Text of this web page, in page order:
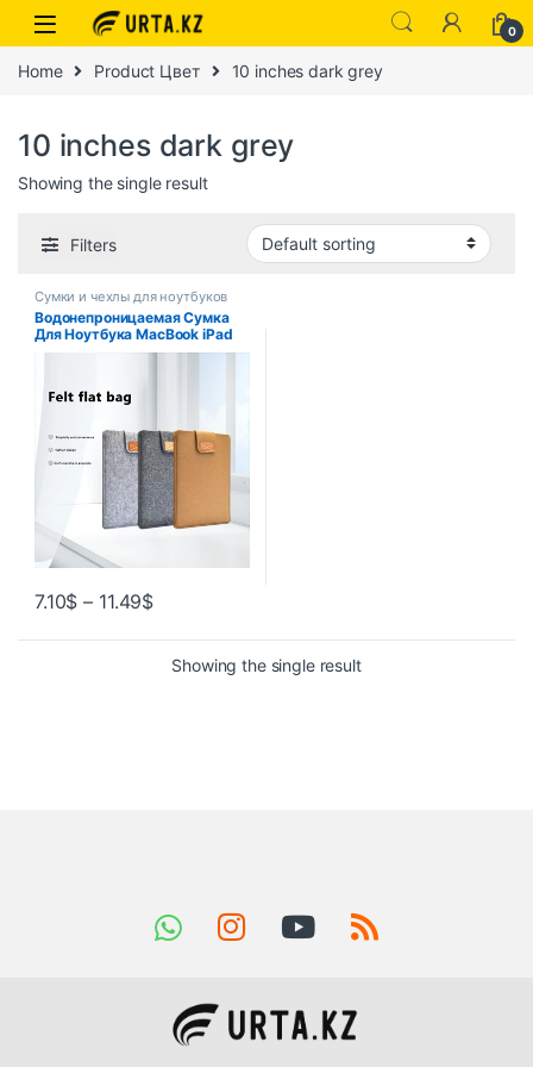
0
Home Product Цвет 10 inches dark grey
10 inches dark grey
Showing the single result
Filters
Сумки и чехлы для ноутбуков
Водонепроницаемая Сумка
Для Ноутбука MacBook iPad
Pro11 С Диагональю 11–16
7.10$ – 11.49$
Showing the single result